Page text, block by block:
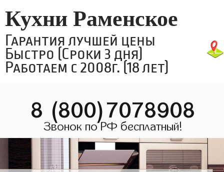
Кухни Раменское
Гарантия лучшей цены
Быстро (Сроки 3 дня)
Работаем с 2008г. (18 лет)
8 (800)7078908
Звонок по РФ бесплатный!